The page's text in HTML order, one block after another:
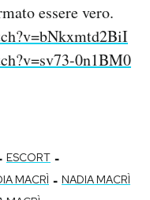
essere vero.
0n1BM0
ESCORT -
MACRÌ - NADIA MACRÌ